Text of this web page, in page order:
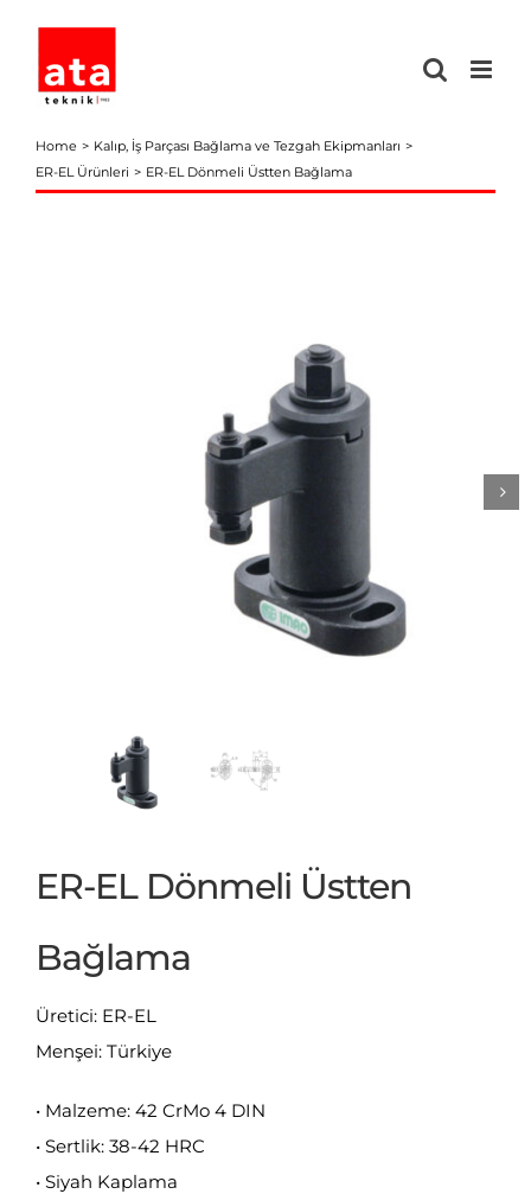
content
Home
Kalıp, İş Parçası Bağlama ve Tezgah Ekipmanları
ER-EL Ürünleri
ER-EL Dönmeli Üstten Bağlama
ER-EL Dönmeli Üstten
Bağlama
Üretici: ER-EL
Menşei: Türkiye
• Malzeme: 42 CrMo 4 DIN
• Sertlik: 38-42 HRC
• Siyah Kaplama